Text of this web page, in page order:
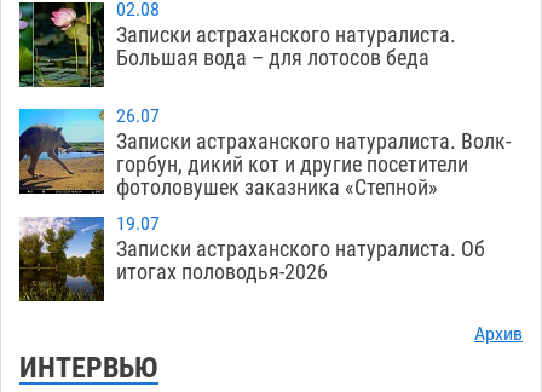
02.08
Записки астраханского натуралиста.
Большая вода – для лотосов беда
26.07
Записки астраханского натуралиста. Волк-
горбун, дикий кот и другие посетители
фотоловушек заказника «Степной»
19.07
Записки астраханского натуралиста. Об
итогах половодья-2026
Архив
ИНТЕРВЬЮ